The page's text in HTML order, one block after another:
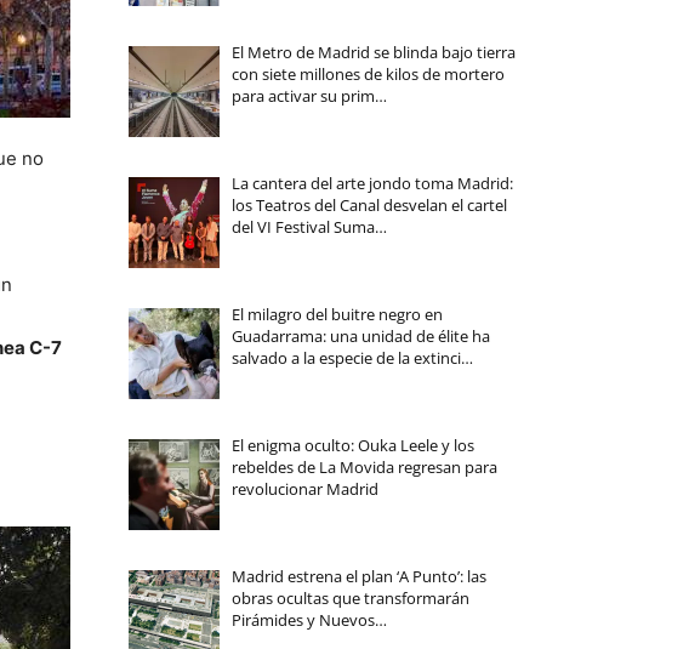
no
C-7
El Metro de Madrid se blinda bajo tierra
con siete millones de kilos de mortero
para activar su prim…
La cantera del arte jondo toma Madrid:
los Teatros del Canal desvelan el cartel
del VI Festival Suma…
El milagro del buitre negro en
Guadarrama: una unidad de élite ha
salvado a la especie de la extinci…
El enigma oculto: Ouka Leele y los
rebeldes de La Movida regresan para
revolucionar Madrid
Madrid estrena el plan ‘A Punto’: las
obras ocultas que transformarán
Pirámides y Nuevos…